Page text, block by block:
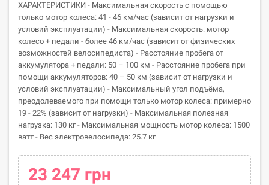
ХАРАКТЕРИСТИКИ - Максимальная скорость с помощью
только мотор колеса: 41 - 46 км/час (зависит от нагрузки и
условий эксплуатации) - Максимальная скорость: мотор
колесо + педали - более 46 км/час (зависит от физических
возможностей велосипедиста) - Расстояние пробега от
аккумулятора + педали: 50 – 100 км - Расстояние пробега при
помощи аккумуляторов: 40 – 50 км (зависит от нагрузки и
условий эксплуатации) - Максимальный угол подъёма,
преодолеваемого при помощи только мотор колеса: примерно
19 - 22% (зависит от нагрузки) - Максимальная полезная
нагрузка: 130 кг - Максимальная мощность мотор колеса: 1500
ватт - Вес электровелосипеда: 25.7 кг
23 247 грн